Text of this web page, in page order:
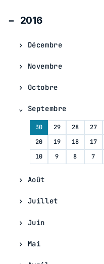
2016
Décembre
Novembre
Octobre
Septembre
30 29 28 27
20
19 18 17
10
9 8 7
Août
Juillet
Juin
Mai